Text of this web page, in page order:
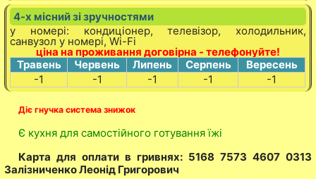
4-х місний зі зручностями
у номері: кондиціонер, телевізор, холодильник,
санвузол у номері, Wi-Fi
ціна на проживання договірна - телефонуйте!
Травень
Червень Липень Серпень
Вересень
-1
-1 -1 -1 -1
Діє гнучка система знижок
Є кухня для самостійного готування їжі
Карта для оплати в гривнях: 5168 7573 4607 0313
Залізниченко Леонід Григорович